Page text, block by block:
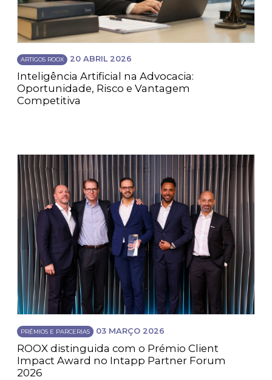
ARTIGOS ROOX 20 ABRIL 2026
Inteligência Artificial na Advocacia:
Oportunidade, Risco e Vantagem
Competitiva
PRÉMIOS E PARCERIAS 03 MARÇO 2026
ROOX distinguida com o Prémio Client
Impact Award no Intapp Partner Forum
2026